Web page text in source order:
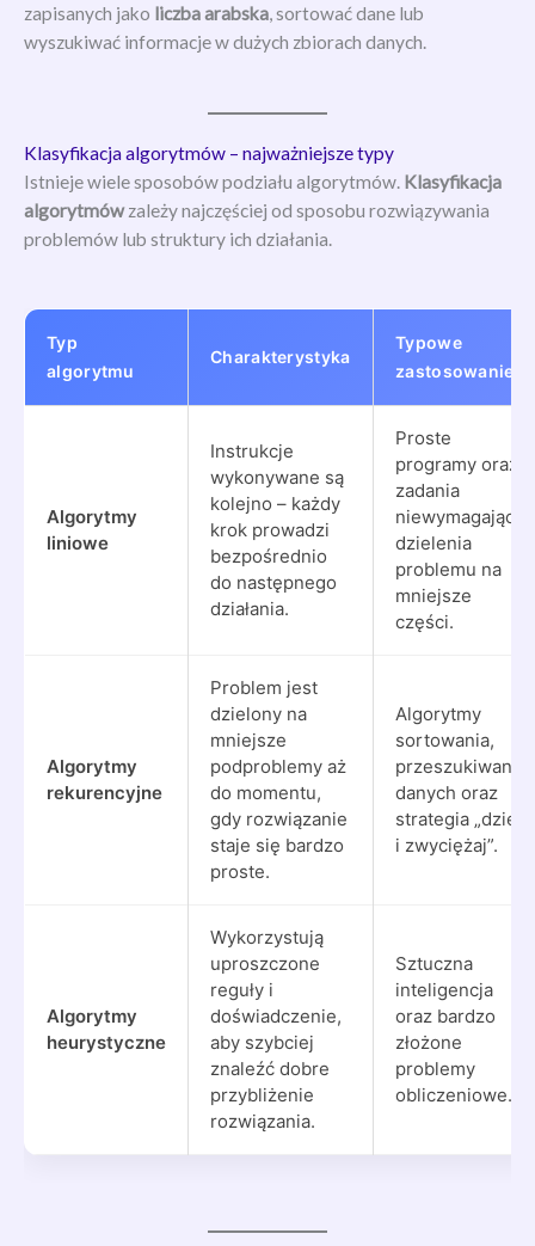
zapisanych jako liczba arabska, sortować dane lub
wyszukiwać informacje w dużych zbiorach danych.
Klasyfikacja algorytmów – najważniejsze typy
Istnieje wiele sposobów podziału algorytmów. Klasyfikacja
algorytmówzależy najczęściej od sposobu rozwiązywania
problemów lub struktury ich działania.
Typ
algorytmu
Charakterystyka
Typowe
zastosowanie
Algorytmy
liniowe
Instrukcje
wykonywane są
kolejno – każdy
krok prowadzi
bezpośrednio
do następnego
działania.
Proste
programy oraz
zadania
niewymagające
dzielenia
problemu na
mniejsze
części.
Algorytmy
rekurencyjne
Problem jest
dzielony na
mniejsze
podproblemy aż
do momentu,
gdy rozwiązanie
staje się bardzo
proste.
Algorytmy
sortowania,
przeszukiwanie
danych oraz
strategia „dziel
i zwyciężaj”.
Algorytmy
heurystyczne
Wykorzystują
uproszczone
reguły i
doświadczenie,
aby szybciej
znaleźć dobre
przybliżenie
rozwiązania.
Sztuczna
inteligencja
oraz bardzo
złożone
problemy
obliczeniowe.